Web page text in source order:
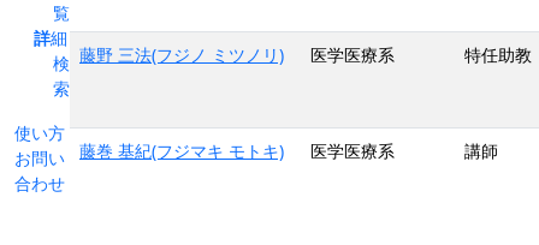
覧
詳細
検
索
使い方
お問い
合わせ
藤野 三法(フジノ ミツノリ) 医学医療系 特任助教
藤巻 基紀(フジマキ モトキ) 医学医療系 講師